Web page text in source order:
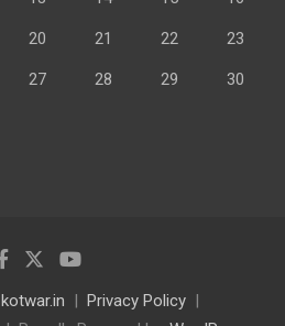
20 21 22 23
27 28 29 30
kotwar.in
Privacy Policy